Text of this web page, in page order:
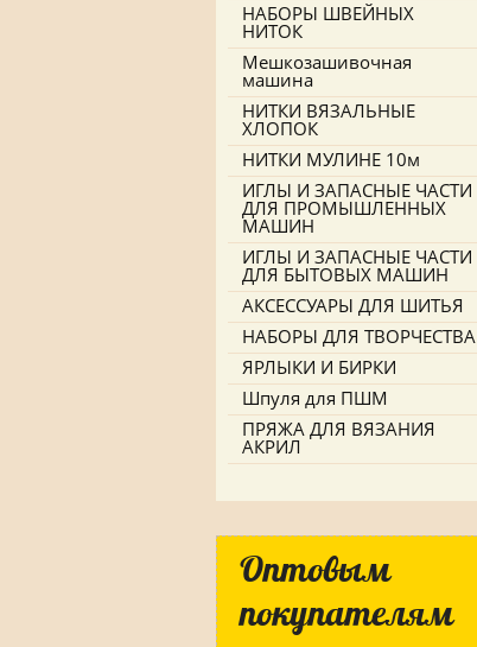
НАБОРЫ ШВЕЙНЫХ
НИТОК
Мешкозашивочная
машина
НИТКИ ВЯЗАЛЬНЫЕ
ХЛОПОК
НИТКИ МУЛИНЕ 10м
ИГЛЫ И ЗАПАСНЫЕ ЧАСТИ
ДЛЯ ПРОМЫШЛЕННЫХ
МАШИН
ИГЛЫ И ЗАПАСНЫЕ ЧАСТИ
ДЛЯ БЫТОВЫХ МАШИН
АКСЕССУАРЫ ДЛЯ ШИТЬЯ
НАБОРЫ ДЛЯ ТВОРЧЕСТВА
ЯРЛЫКИ И БИРКИ
Шпуля для ПШМ
ПРЯЖА ДЛЯ ВЯЗАНИЯ
АКРИЛ
Оптовым
покупателям